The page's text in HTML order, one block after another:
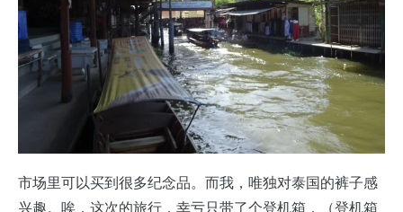
市场里可以买到很多纪念品。而我，唯独对泰国的裤子感
兴趣。唉，这次的旅行，幸亏只带了个登机箱，（登机箱